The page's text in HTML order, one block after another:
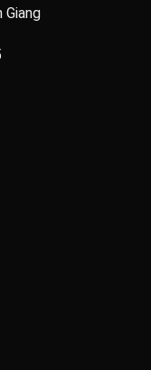
Giang